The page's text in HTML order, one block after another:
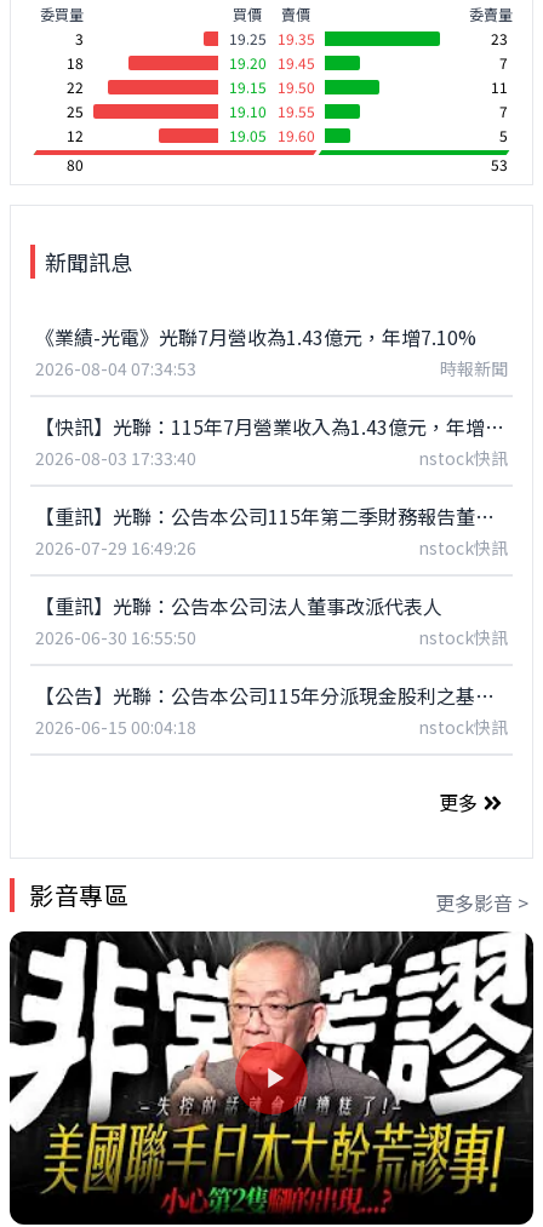
委買量
買價
3
19.25
18
19.20
22
19.15
25
19.10
12
19.05
賣價
委賣量
19.35
23
19.45
7
19.50
11
19.55
7
19.60
5
80
53
新聞訊息
《業績-光電》光聯7月營收為1.43億元，年增7.10%
2026-08-04 07:34:53 時報新聞
【快訊】光聯：115年7月營業收入為1.43億元，年增7.10%
2026-08-03 17:33:40 nstock快訊
【重訊】光聯：公告本公司115年第二季財務報告董事會召開日期
2026-07-29 16:49:26 nstock快訊
【重訊】光聯：公告本公司法人董事改派代表人
2026-06-30 16:55:50 nstock快訊
【公告】光聯：公告本公司115年分派現金股利之基準日。
2026-06-15 00:04:18 nstock快訊
更多
影音專區 更多影音 >